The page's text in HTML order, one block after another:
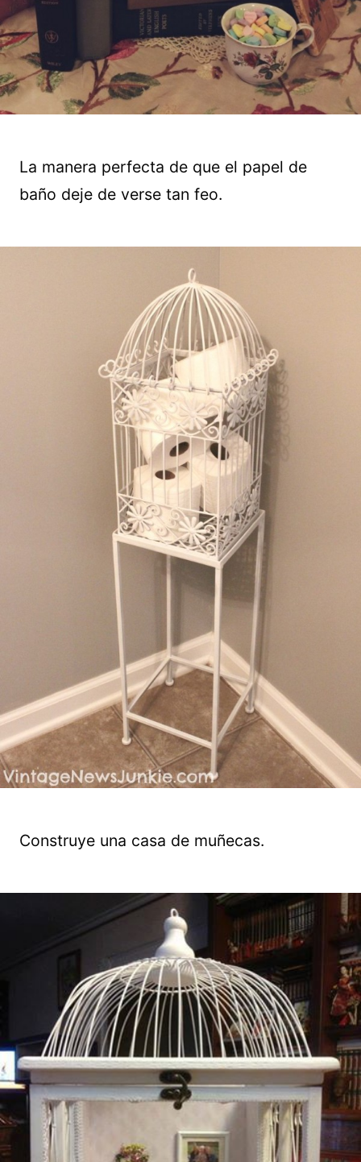
La manera perfecta de que el papel de
baño deje de verse tan feo.
Construye una casa de muñecas.